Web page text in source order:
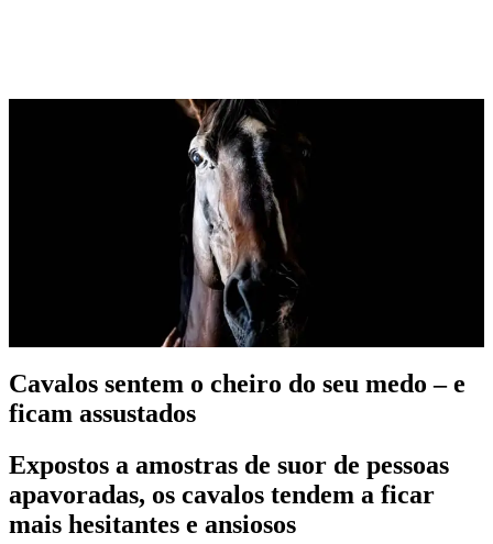
Cavalos sentem o cheiro do seu medo – e
ficam assustados
Expostos a amostras de suor de pessoas
apavoradas, os cavalos tendem a ficar
mais hesitantes e ansiosos